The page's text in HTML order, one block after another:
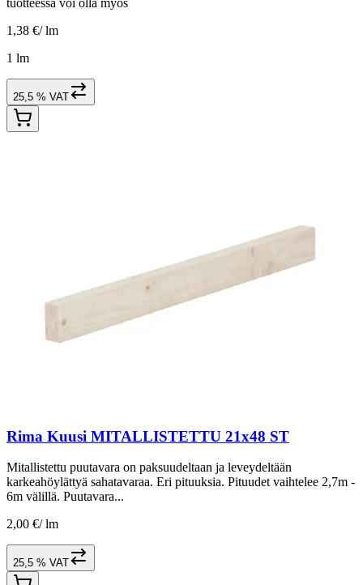
tuotteessa voi olla myös
1,38 €/ lm
1 lm
25,5 % VAT
Rima Kuusi MITALLISTETTU 21x48 ST
Mitallistettu puutavara on paksuudeltaan ja leveydeltään
karkeahöylättyä sahatavaraa. Eri pituuksia. Pituudet vaihtelee 2,7m -
6m välillä. Puutavara...
2,00 €/ lm
25,5 % VAT